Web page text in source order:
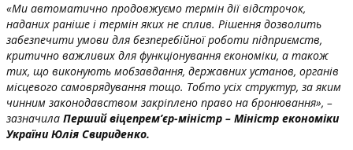
«Ми автоматично продовжуємо термін дії відстрочок,
наданих раніше і термін яких не сплив. Рішення дозволить
забезпечити умови для безперебійної роботи підприємств,
критично важливих для функціонування економіки, а також
тих, що виконують мобзавдання, державних установ, органів
місцевого самоврядування тощо. Тобто усіх структур, за яким
чинним законодавством закріплено право на бронювання», –
зазначила Перший віцепрем’єр-міністр – Міністр економіки
України Юлія Свириденко.